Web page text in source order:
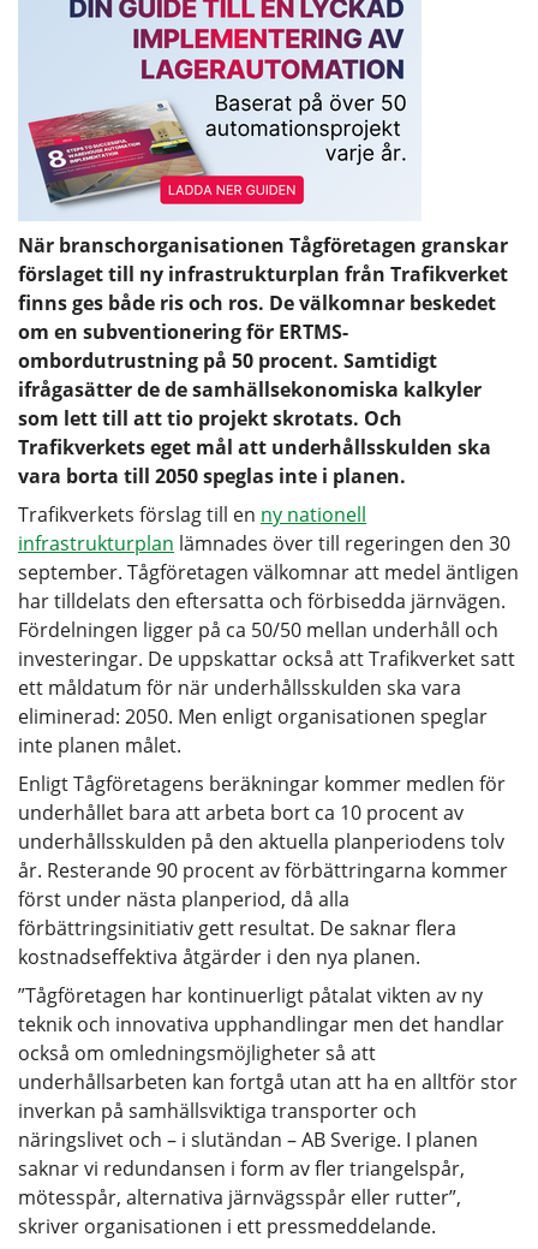
När branschorganisationen Tågföretagen granskar
förslaget till ny infrastrukturplan från Trafikverket
finns ges både ris och ros. De välkomnar beskedet
om en subventionering för ERTMS-
ombordutrustning på 50 procent. Samtidigt
ifrågasätter de de samhällsekonomiska kalkyler
som lett till att tio projekt skrotats. Och
Trafikverkets eget mål att underhållsskulden ska
vara borta till 2050 speglas inte i planen.
Trafikverkets förslag till en ny nationell
infrastrukturplan lämnades över till regeringen den 30
september. Tågföretagen välkomnar att medel äntligen
har tilldelats den eftersatta och förbisedda järnvägen.
Fördelningen ligger på ca 50/50 mellan underhåll och
investeringar. De uppskattar också att Trafikverket satt
ett måldatum för när underhållsskulden ska vara
eliminerad: 2050. Men enligt organisationen speglar
inte planen målet.
Enligt Tågföretagens beräkningar kommer medlen för
underhållet bara att arbeta bort ca 10 procent av
underhållsskulden på den aktuella planperiodens tolv
år. Resterande 90 procent av förbättringarna kommer
först under nästa planperiod, då alla
förbättringsinitiativ gett resultat. De saknar flera
kostnadseffektiva åtgärder i den nya planen.
”Tågföretagen har kontinuerligt påtalat vikten av ny
teknik och innovativa upphandlingar men det handlar
också om omledningsmöjligheter så att
underhållsarbeten kan fortgå utan att ha en alltför stor
inverkan på samhällsviktiga transporter och
näringslivet och – i slutändan – AB Sverige. I planen
saknar vi redundansen i form av fler triangelspår,
mötesspår, alternativa järnvägsspår eller rutter”,
skriver organisationen i ett pressmeddelande.